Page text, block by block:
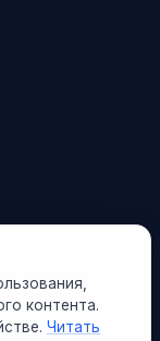
контента.
Читать